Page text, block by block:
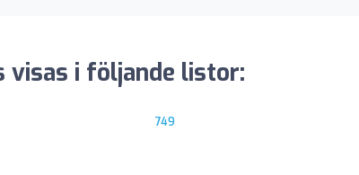
visas i följande listor:
749